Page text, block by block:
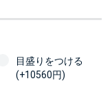
目盛りをつける
(+10560円)